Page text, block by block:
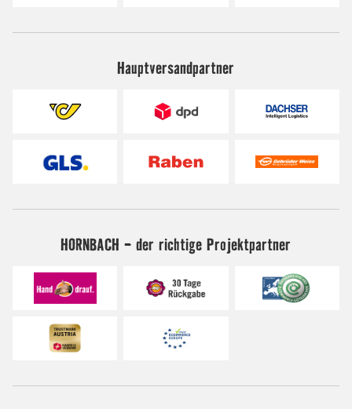
Hauptversandpartner
HORNBACH - der richtige Projektpartner